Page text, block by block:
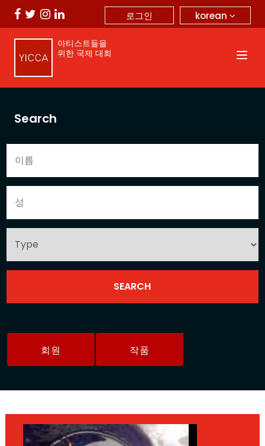
korean
로그인
아티스트들을
위한 국제 대회
Search
회원 작품